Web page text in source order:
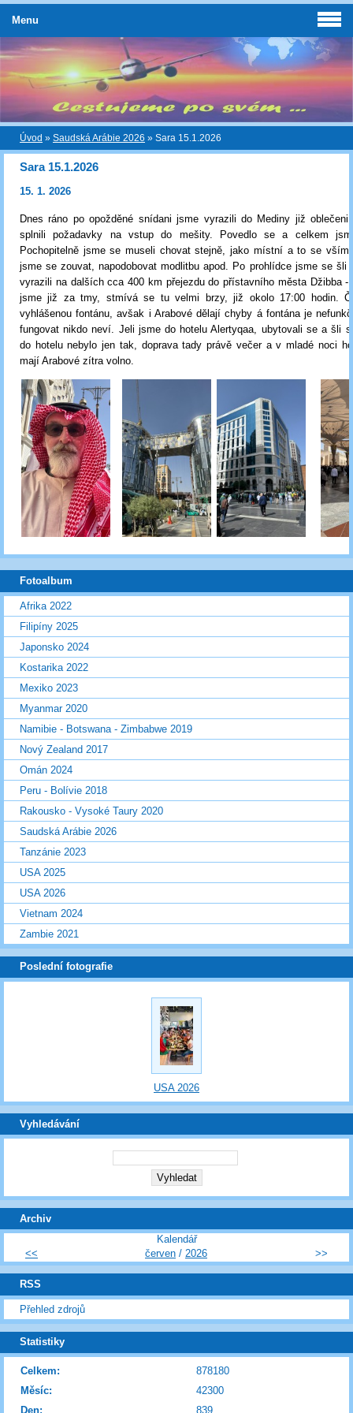
Úvod » Saudská Arábie 2026 » Sara 15.1.2026
Sara 15.1.2026
15. 1. 2026
Dnes ráno po opožděné snídani jsme vyrazili do Mediny již oblečeni
splnili požadavky na vstup do mešity. Povedlo se a celkem
Pochopitelně jsme se museli chovat stejně, jako místní a to se vším
jsme se zouvat, napodobovat modlitbu apod. Po prohlídce jsme se šli
vyrazili na dalších cca 400 km přejezdu do přístavního města Džibba -
jsme již za tmy, stmívá se tu velmi brzy, již okolo 17:00 hodin.
vyhlášenou fontánu, avšak i Arabové dělají chyby á fontána je
fungovat nikdo neví. Jeli jsme do hotelu Alertyqaa, ubytovali se a šli
do hotelu nebylo jen tak, doprava tady právě večer a v mladé noci
mají Arabové zítra volno.
Menu
Fotoalbum
Afrika 2022
Filipíny 2025
Japonsko 2024
Kostarika 2022
Mexiko 2023
Myanmar 2020
Namibie - Botswana - Zimbabwe 2019
Nový Zealand 2017
Omán 2024
Peru - Bolívie 2018
Rakousko - Vysoké Taury 2020
Saudská Arábie 2026
Tanzánie 2023
USA 2025
USA 2026
Vietnam 2024
Zambie 2021
Poslední fotografie
USA 2026
Vyhledávání
Archiv
Kalendář
<<
červen / 2026 >>
RSS
Přehled zdrojů
Statistiky
Celkem:
878180
Měsíc:
42300
Den:
839